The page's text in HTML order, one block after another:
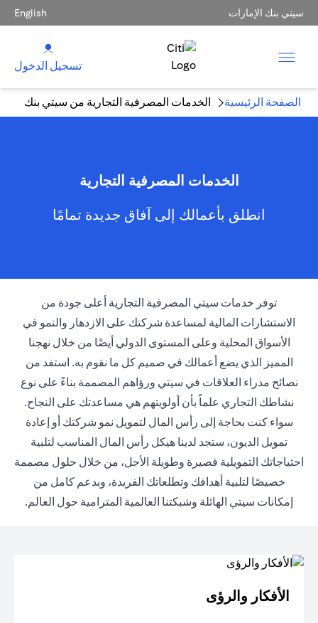
سيتي بنك الإمارات English
تسجيل الدخول
الصفحة الرئيسية الخدمات المصرفية التجارية من سيتي بنك
الخدمات المصرفية التجارية
انطلق بأعمالك إلى آفاق جديدة تمامًا
توفر خدمات سيتي المصرفية التجارية أعلى جودة من
الاستشارات المالية لمساعدة شركتك على الازدهار والنمو في
الأسواق المحلية وعلى المستوى الدولي أيضًا من خلال نهجنا
المميز الذي يضع أعمالك في صميم كل ما نقوم به. استفد من
نصائح مدراء العلاقات في سيتي ورؤاهم المصممة بناءً على نوع
نشاطك التجاري علماً بأن أولويتهم هي مساعدتك على النجاح.
سواء كنت بحاجة إلى رأس المال لتمويل نمو شركتك أو إعادة
تمويل الديون، ستجد لدينا هيكل رأس المال المناسب لتلبية
احتياجاتك التمويلية قصيرة وطويلة الأجل، من خلال حلول مصممة
خصيصًا لتلبية أهدافك وتطلعاتك الفريدة، وبدعم كامل من
إمكانات سيتي الهائلة وشبكتنا العالمية المترامية حول العالم.
الأفكار والرؤى